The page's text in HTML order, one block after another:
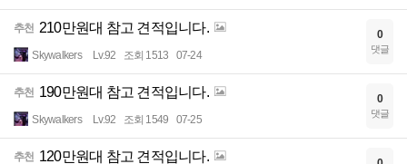
추천 210만원대 참고 견적입니다.
Skywalkers Lv.92 조회 1513 07-24
0
댓글
추천 190만원대 참고 견적입니다.
Skywalkers Lv.92 조회 1549 07-25
0
댓글
추천 120만원대 참고 견적입니다.